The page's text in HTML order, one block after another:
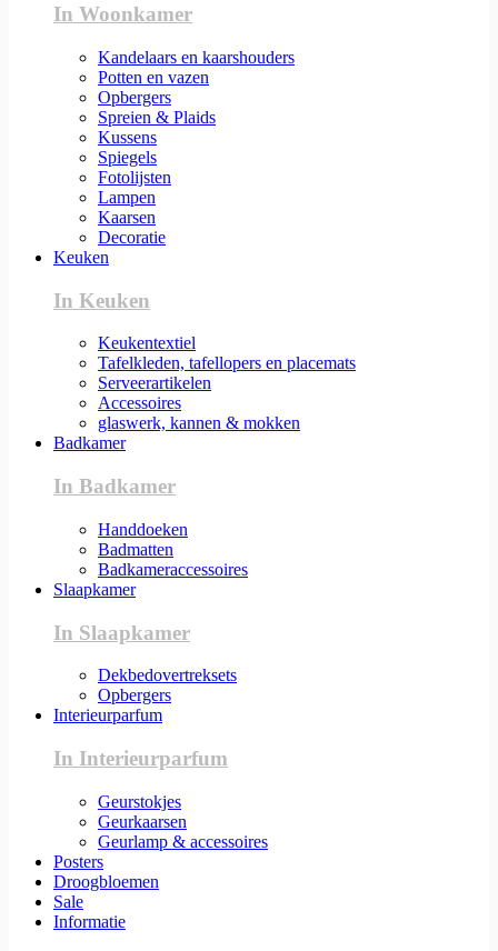
In Woonkamer
Kandelaars en kaarshouders
Potten en vazen
Opbergers
Spreien & Plaids
Kussens
Spiegels
Fotolijsten
Lampen
Kaarsen
Decoratie
Keuken
In Keuken
Keukentextiel
Tafelkleden, tafellopers en placemats
Serveerartikelen
Accessoires
glaswerk, kannen & mokken
Badkamer
In Badkamer
Handdoeken
Badmatten
Badkameraccessoires
Slaapkamer
In Slaapkamer
Dekbedovertreksets
Opbergers
Interieurparfum
In Interieurparfum
Geurstokjes
Geurkaarsen
Geurlamp & accessoires
Posters
Droogbloemen
Sale
Informatie